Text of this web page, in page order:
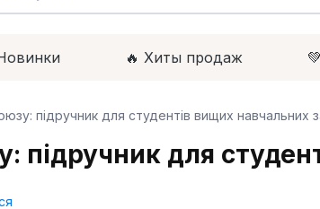
🔥 Xиты продаж
підручник для студентів вищих навчальних
підручник для